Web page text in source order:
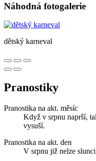
Náhodná fotogalerie
dětský karneval
Pranostiky
Pranostika na akt. měsíc
Když v srpnu naprší,
vysuší.
Pranostika na akt. den
V srpnu již nelze